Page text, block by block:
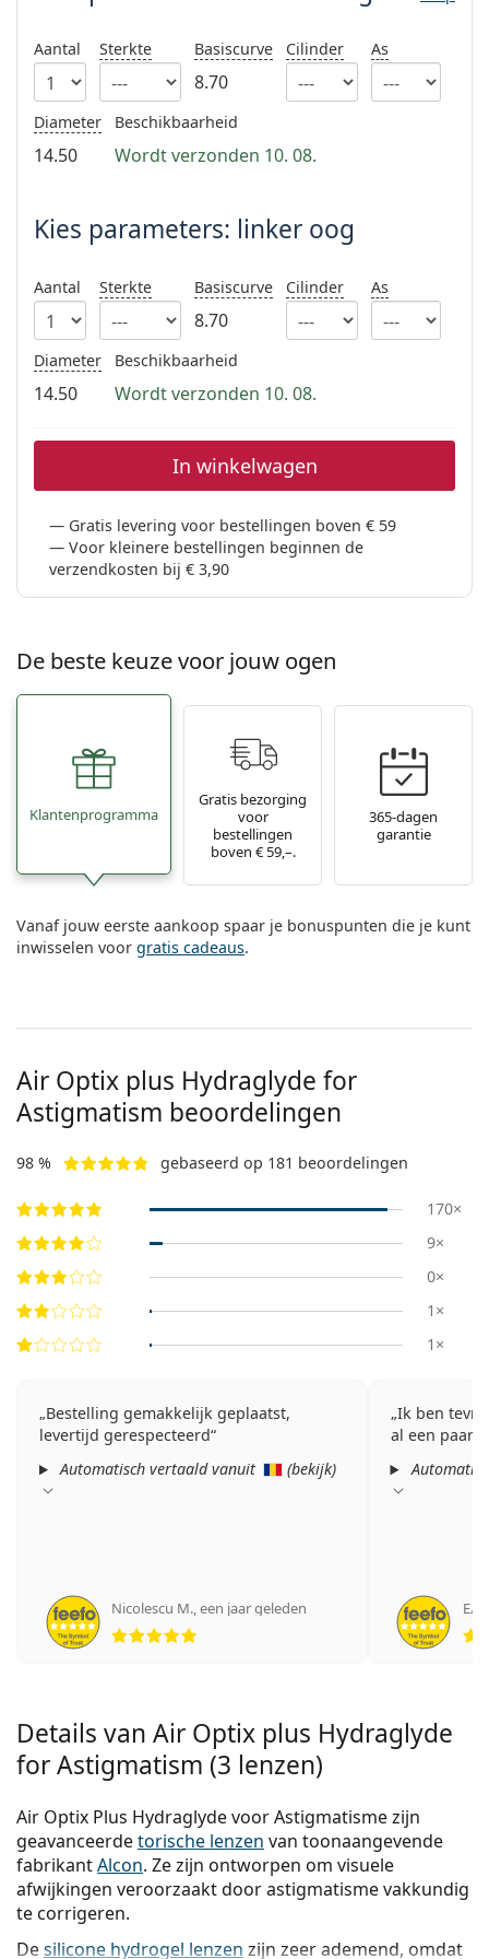
Prada
Alle merken
Aantal Sterkte Basiscurve
8.70
Cilinder As
Diameter
14.50
Beschikbaarheid
Wordt verzonden 10. 08.
Kies parameters: linker oog
Aantal Sterkte Basiscurve
8.70
Cilinder As
Diameter
14.50
Beschikbaarheid
Wordt verzonden 10. 08.
In winkelwagen
Gratis levering voor bestellingen boven € 59
Voor kleinere bestellingen beginnen de
verzendkosten bij € 3,90
De beste keuze voor jouw ogen
Klantenprogramma
Gratis bezorging
voor
bestellingen
boven € 59,–.
365-dagen
garantie
Vanaf jouw eerste aankoop spaar je bonuspunten die je kunt
inwisselen voor gratis cadeaus.
Air Optix plus Hydraglyde for
Astigmatism beoordelingen
98 % gebaseerd op 181 beoordelingen
170×
9×
0×
1×
1×
Bestelling gemakkelijk geplaatst,
levertijd gerespecteerd
Automatisch vertaald vanuit
(bekijk)
Nicolescu M.,een jaar geleden
Beoordeling 5 van 5
Ik ben
al een paar
Details van Air Optix plus Hydraglyde
for Astigmatism (3 lenzen)
Air Optix Plus Hydraglyde voor Astigmatisme zijn
geavanceerdetorische lenzen van toonaangevende
fabrikantAlcon. Ze zijn ontworpen om visuele
afwijkingen veroorzaakt door astigmatisme vakkundig
te corrigeren.
Desilicone hydrogel lenzen zijn zeer ademend, omdat